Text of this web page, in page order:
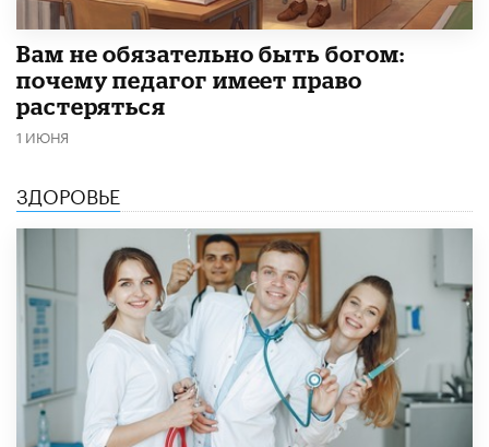
​Вам не обязательно быть богом:
почему педагог имеет право
растеряться
1 ИЮНЯ
ЗДОРОВЬЕ